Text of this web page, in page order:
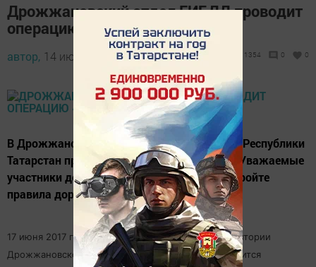
Дрожжановский отдел ГИБДД проводит
операцию «Тоннель»
автор, 14 июня 2017 - 08:03 1354 0 0
В Дрожжановском муниципальном районе Республики
Татарстан проводится операция "Тоннель". Уважаемые
участники дорожного движения, не игнориройте
правила дорожного движения!
17 июня 2017 года, с 19.00 часов до 20.30, на территории
Дрожжановского муниципального района, проводится